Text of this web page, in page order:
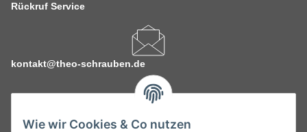
Wie wir Cookies & Co nutzen
Rückruf Service
kontakt@theo-schrauben.de